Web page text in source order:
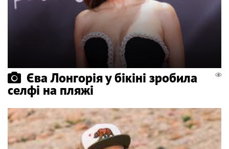
Єва Лонгорія у бікіні зробила
селфі на пляжі